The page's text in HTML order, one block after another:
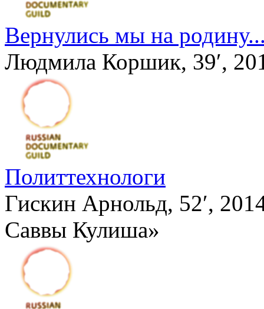
Вернулись мы на
Людмила Коршик, 39′,
Политтехнологи
Гискин Арнольд, 52′,
Саввы Кулиша»